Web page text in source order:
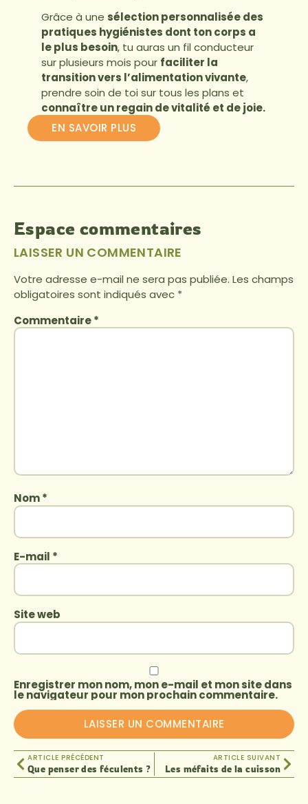
Grâce à une sélection personnalisée des
pratiques hygiénistes dont ton corps a
le plus besoin, tu auras un fil conducteur
sur plusieurs mois pour faciliter la
transition vers l’alimentation vivante,
prendre soin de toi sur tous les plans et
connaître un regain de vitalité et de joie.
EN SAVOIR PLUS
Espace commentaires
LAISSER UN COMMENTAIRE
Votre adresse e-mail ne sera pas publiée. Les champs
obligatoires sont indiqués avec *
Commentaire*
Nom*
E-mail *
Site web
Enregistrer mon nom, mon e-mail et mon site dans
le navigateur pour mon prochain commentaire.
ARTICLE PRÉCÉDENT
Que penser des féculents ?
ARTICLE SUIVANT
Les méfaits de la cuisson